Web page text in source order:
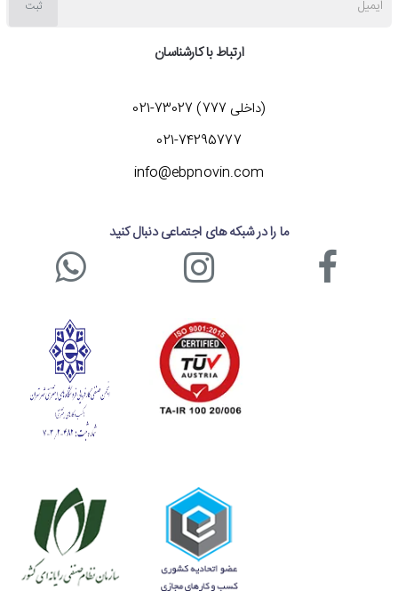
عمل می کند.
شما می توانید برای کسب اطلاعات لازم درباره فاکتورهای مهم در
2.1CH با کارشناسان شرکت ایده برتر پارسیان در واحد فروش به شماره
ثبت
ارتباط با کارشناسان
(داخلی 777) 73027-021
021-74295777
info@ebpnovin.com
ما را در شبکه های اجتماعی دنبال کنید